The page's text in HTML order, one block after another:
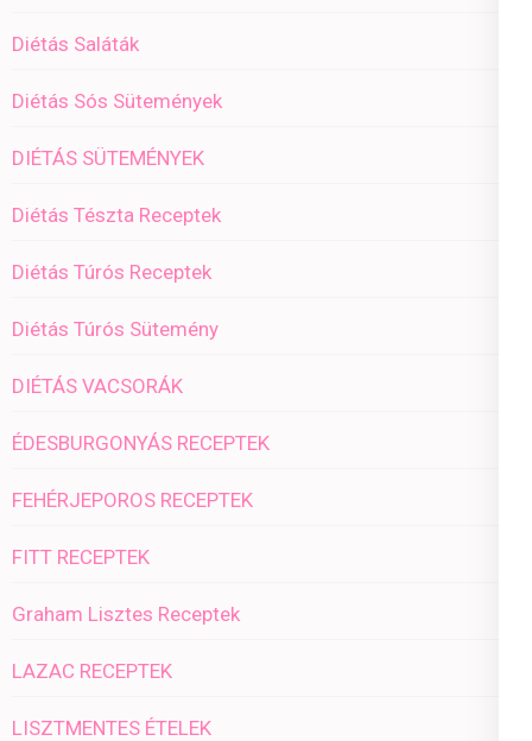
Diétás Saláták
Diétás Sós Sütemények
DIÉTÁS SÜTEMÉNYEK
Diétás Tészta Receptek
Diétás Túrós Receptek
Diétás Túrós Sütemény
DIÉTÁS VACSORÁK
ÉDESBURGONYÁS RECEPTEK
FEHÉRJEPOROS RECEPTEK
FITT RECEPTEK
Graham Lisztes Receptek
LAZAC RECEPTEK
LISZTMENTES ÉTELEK